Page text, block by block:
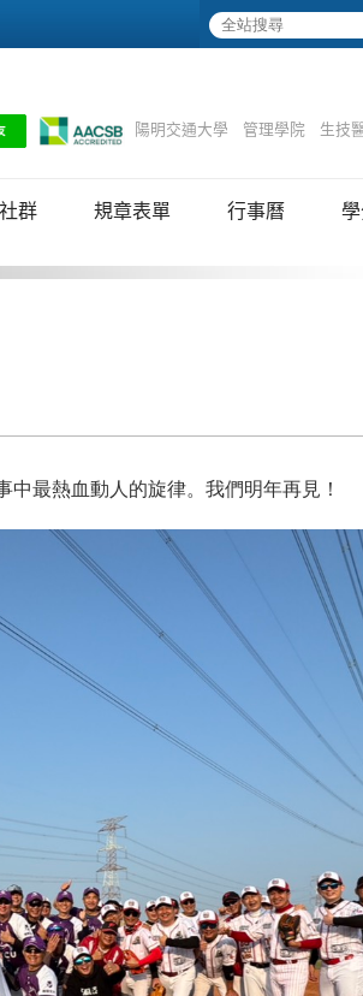
陽明交通大學 管理學院 生技
群 規章表單 行事曆
最熱血動人的旋律。我們明年再見！